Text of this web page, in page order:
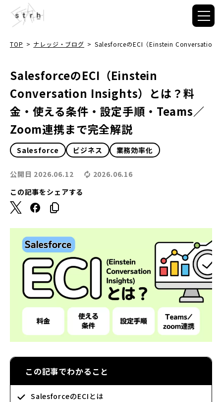
TOP > ナレッジ・ブログ > SalesforceのECI（Einstein Conversation
SalesforceのECI（Einstein
Conversation Insights）とは？料
金・使える条件・設定手順・Teams／
Zoom連携まで完全解説
Salesforce ビジネス 業務効率化
公開日 2026.06.12
2026.06.16
この記事をシェアする
この記事でわかること
SalesforceのECIとは